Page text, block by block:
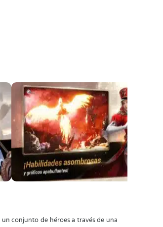
conjunto de héroes a través de una